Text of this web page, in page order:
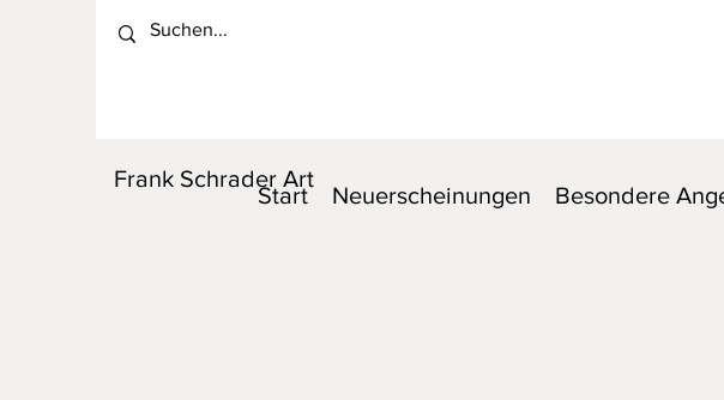
Frank Schrader Art
Start Neuerscheinungen Besondere